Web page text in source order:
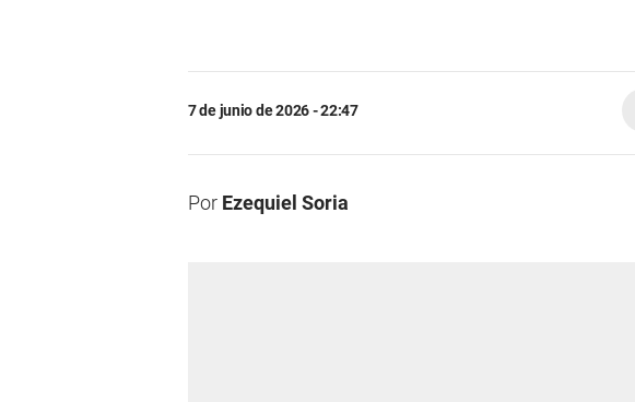
7 de junio de 2026 - 22:47
Por Ezequiel Soria